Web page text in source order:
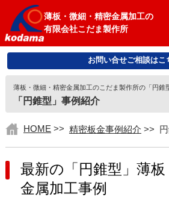
薄板・微細・精密金属加工の
有限会社こだま製作所
お問い合せご相談はこ
薄板・微細・精密金属加工のこだま製作所の「円錐
「円錐型」事例紹介
HOME >> 精密板金事例紹介 >>
最新の「円錐型」薄
金属加工事例